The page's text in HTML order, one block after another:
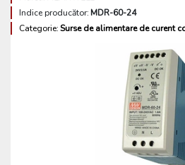
Indice producător:MDR-60-24
Categorie:Surse de alimentare de curent